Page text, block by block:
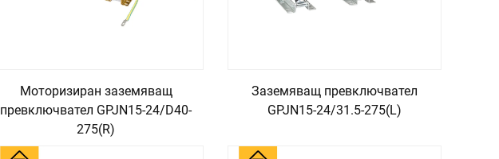
Моторизиран заземяващ
превключвател GPJN15-24/D40-
275(R)
Заземяващ превключвател
GPJN15-24/31.5-275(L)